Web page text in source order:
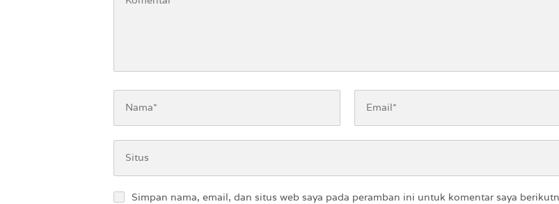
Simpan nama, email, dan situs web saya pada peramban ini untuk komentar saya